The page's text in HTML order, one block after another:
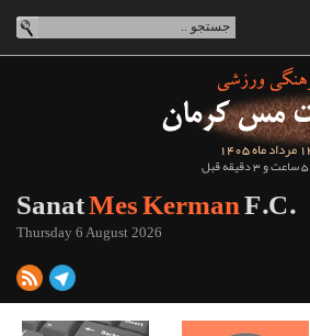
SanatMes KermanF.C.
Thursday 6 August 2026